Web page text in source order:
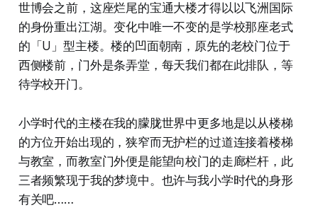
世博会之前，这座烂尾的宝通大楼才得以以飞洲国际
的身份重出江湖。变化中唯一不变的是学校那座老式
的「U」型主楼。楼的凹面朝南，原先的老校门位于
西侧楼前，门外是条弄堂，每天我们都在此排队，等
待学校开门。
小学时代的主楼在我的朦胧世界中更多地是以从楼梯
的方位开始出现的，狭窄而无护栏的过道连接着楼梯
与教室，而教室门外便是能望向校门的走廊栏杆，此
三者频繁现于我的梦境中。也许与我小学时代的身形
有关吧……